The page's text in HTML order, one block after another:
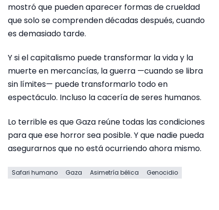
mostró que pueden aparecer formas de crueldad
que solo se comprenden décadas después, cuando
es demasiado tarde.
Y si el capitalismo puede transformar la vida y la
muerte en mercancías, la guerra —cuando se libra
sin límites— puede transformarlo todo en
espectáculo. Incluso la cacería de seres humanos.
Lo terrible es que Gaza reúne todas las condiciones
para que ese horror sea posible. Y que nadie pueda
asegurarnos que no está ocurriendo ahora mismo.
Safari humano Gaza Asimetría bélica Genocidio